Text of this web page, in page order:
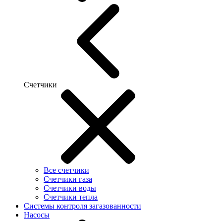
Счетчики
Все счетчики
Счетчики газа
Счетчики воды
Счетчики тепла
Системы контроля загазованности
Насосы